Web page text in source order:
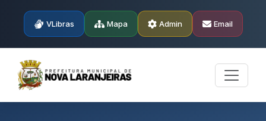
VLibras Mapa Admin Email